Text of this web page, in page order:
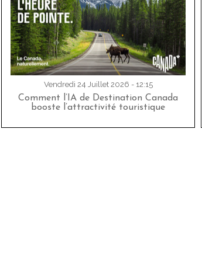
Vendredi 24 Juillet 2026 - 12:15
Comment l’IA de Destination Canada
booste l’attractivité touristique